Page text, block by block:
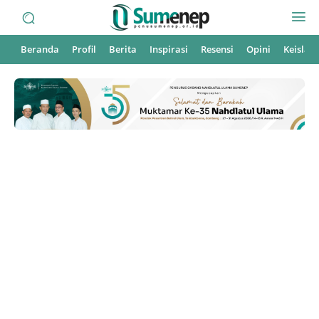
Beranda Profil Berita Inspirasi Resensi Opini